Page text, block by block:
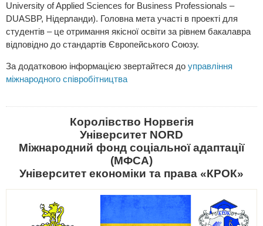
University of Applied Sciences for Business Professionals –
DUASBP, Нідерланди). Головна мета участі в проекті для
студентів – це отримання якісної освіти за рівнем бакалавра
відповідно до стандартів Європейського Союзу.
За додатковою інформацією звертайтеся до управління
міжнародного співробітництва
Королівство Норвегія
Університет NORD
Міжнародний фонд соціальної адаптації
(МФСА)
Університет економіки та права «КРОК»